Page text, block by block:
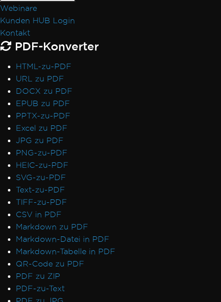
Webinare
Kunden HUB Login
Kontakt
PDF-Konverter
HTML-zu-PDF
URL zu PDF
DOCX zu PDF
EPUB zu PDF
PPTX-zu-PDF
Excel zu PDF
JPG zu PDF
PNG-zu-PDF
HEIC-zu-PDF
SVG-zu-PDF
Text-zu-PDF
TIFF-zu-PDF
CSV in PDF
Markdown zu PDF
Markdown-Datei in PDF
Markdown-Tabelle in PDF
QR-Code zu PDF
PDF zu ZIP
PDF-zu-Text